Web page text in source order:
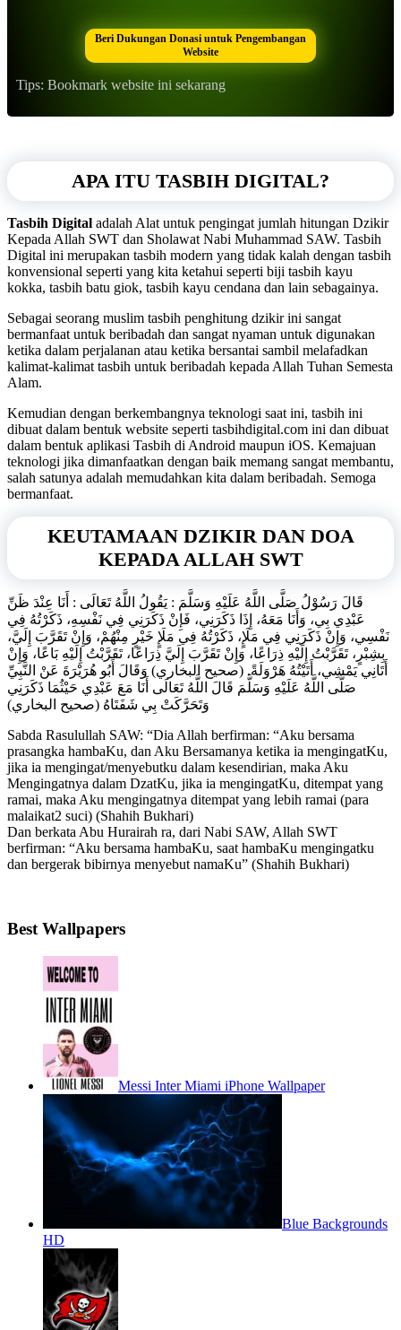
Beri Dukungan Donasi untuk Pengembangan
Website
Tips: Bookmark website ini sekarang
APA ITU TASBIH DIGITAL?
Tasbih Digital adalah Alat untuk pengingat jumlah hitungan Dzikir
Kepada Allah SWT dan Sholawat Nabi Muhammad SAW. Tasbih
Digital ini merupakan tasbih modern yang tidak kalah dengan tasbih
konvensional seperti yang kita ketahui seperti biji tasbih kayu
kokka, tasbih batu giok, tasbih kayu cendana dan lain sebagainya.
Sebagai seorang muslim tasbih penghitung dzikir ini sangat
bermanfaat untuk beribadah dan sangat nyaman untuk digunakan
ketika dalam perjalanan atau ketika bersantai sambil melafadkan
kalimat-kalimat tasbih untuk beribadah kepada Allah Tuhan Semesta
Alam.
Kemudian dengan berkembangnya teknologi saat ini, tasbih ini
dibuat dalam bentuk website seperti tasbihdigital.com ini dan dibuat
dalam bentuk aplikasi Tasbih di Android maupun iOS. Kemajuan
teknologi jika dimanfaatkan dengan baik memang sangat membantu,
salah satunya adalah memudahkan kita dalam beribadah. Semoga
bermanfaat.
KEUTAMAAN DZIKIR DAN DOA
KEPADA ALLAH SWT
قَالَ رَسُوْلُ صَلَّى اللَّهُ عَلَيْهِ وَسَلَّمَ : يَقُولُ اللَّهُ تَعَالَى : أَنَا عِنْدَ ظَنِّ
عَبْدِي بِي، وَأَنَا مَعَهُ، إِذَا ذَكَرَنِي، فَإِنْ ذَكَرَنِي فِي نَفْسِهِ، ذَكَرْتُهُ فِي
نَفْسِي، وَإِنْ ذَكَرَنِي فِي مَلَإٍ، ذَكَرْتُهُ فِي مَلَإٍ خَيْرٍ مِنْهُمْ، وَإِنْ تَقَرَّبَ إِلَيَّ،
بِشِبْرٍ، تَقَرَّبْتُ إِلَيْهِ ذِرَاعًا، وَإِنْ تَقَرَّبَ إِلَيَّ ذِرَاعًا، تَقَرَّبْتُ إِلَيْهِ بَاعًا، وَإِنْ
أَتَانِي يَمْشِي، أَتَيْتُهُ هَرْوَلَةً. (صحيح البخاري) وَقَالَ أَبُو هُرَيْرَةَ عَنْ النَّبِيِّ
صَلَّى اللَّهُ عَلَيْهِ وَسَلَّمَ قَالَ اللَّهُ تَعَالَى أَنَا مَعَ عَبْدِي حَيْثُمَا ذَكَرَنِي
وَتَحَرَّكَتْ بِي شَفَتَاهُ (صحيح البخاري)
Sabda Rasulullah SAW: “Dia Allah berfirman: “Aku bersama
prasangka hambaKu, dan Aku Bersamanya ketika ia mengingatKu,
jika ia mengingat/menyebutku dalam kesendirian, maka Aku
Mengingatnya dalam DzatKu, jika ia mengingatKu, ditempat yang
ramai, maka Aku mengingatnya ditempat yang lebih ramai (para
malaikat2 suci) (Shahih Bukhari)
Dan berkata Abu Hurairah ra, dari Nabi SAW, Allah SWT
berfirman: “Aku bersama hambaKu, saat hambaKu mengingatku
dan bergerak bibirnya menyebut namaKu” (Shahih Bukhari)
Best Wallpapers
Messi Inter Miami iPhone Wallpaper
Blue Backgrounds
HD